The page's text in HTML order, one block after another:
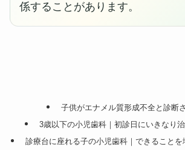
係することがあります。
子供がエナメル質形成不全と診断
3歳以下の小児歯科｜初診日にいきなり
診療台に座れる子の小児歯科｜できること